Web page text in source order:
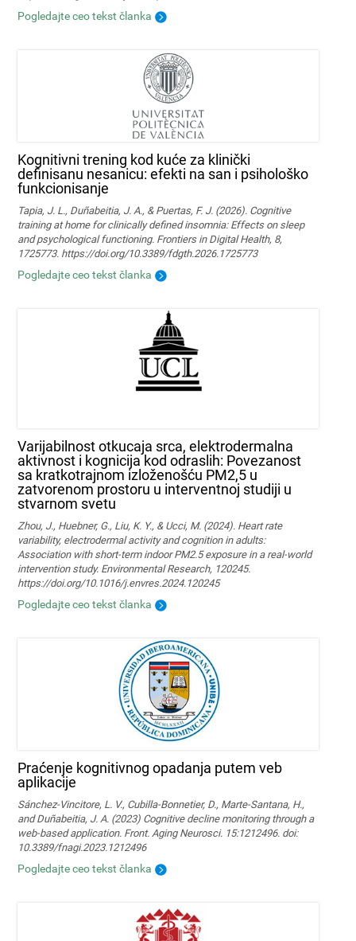
Pogledajte ceo tekst članka
Kognitivni trening kod kuće za klinički
definisanu nesanicu: efekti na san i psihološko
funkcionisanje
Tapia, J. L., Duñabeitia, J. A., & Puertas, F. J. (2026). Cognitive
training at home for clinically defined insomnia: Effects on sleep
and psychological functioning. Frontiers in Digital Health, 8,
1725773. https://doi.org/10.3389/fdgth.2026.1725773
Pogledajte ceo tekst članka
Varijabilnost otkucaja srca, elektrodermalna
aktivnost i kognicija kod odraslih: Povezanost
sa kratkotrajnom izloženošću PM2,5 u
zatvorenom prostoru u interventnoj studiji u
stvarnom svetu
Zhou, J., Huebner, G., Liu, K. Y., & Ucci, M. (2024). Heart rate
variability, electrodermal activity and cognition in adults:
Association with short-term indoor PM2.5 exposure in a real-world
intervention study. Environmental Research, 120245.
https://doi.org/10.1016/j.envres.2024.120245
Pogledajte ceo tekst članka
Praćenje kognitivnog opadanja putem veb
aplikacije
Sánchez-Vincitore, L. V., Cubilla-Bonnetier, D., Marte-Santana, H.,
and Duñabeitia, J. A. (2023) Cognitive decline monitoring through a
web-based application. Front. Aging Neurosci. 15:1212496. doi:
10.3389/fnagi.2023.1212496
Pogledajte ceo tekst članka